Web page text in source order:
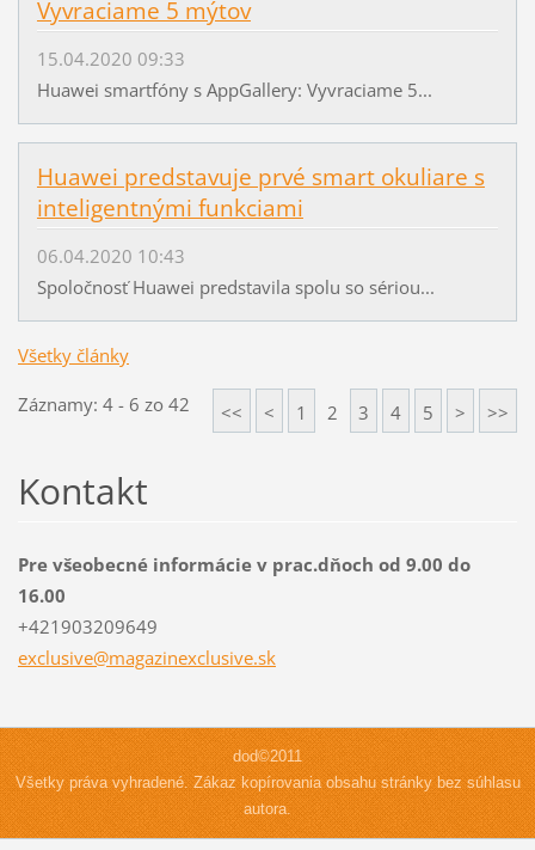
Vyvraciame 5 mýtov
15.04.2020 09:33
Huawei smartfóny s AppGallery: Vyvraciame 5...
Huawei predstavuje prvé smart okuliare s
inteligentnými funkciami
06.04.2020 10:43
Spoločnosť Huawei predstavila spolu so sériou...
Všetky články
Záznamy: 4 - 6 zo 42 << < 1 2 3 4 5 > >>
Kontakt
Pre všeobecné informácie v prac.dňoch od 9.00 do
16.00
+421903209649
exclusive@magazinexclusive.sk
dod©2011
Všetky práva vyhradené. Zákaz kopírovania obsahu stránky bez súhlasu
autora.